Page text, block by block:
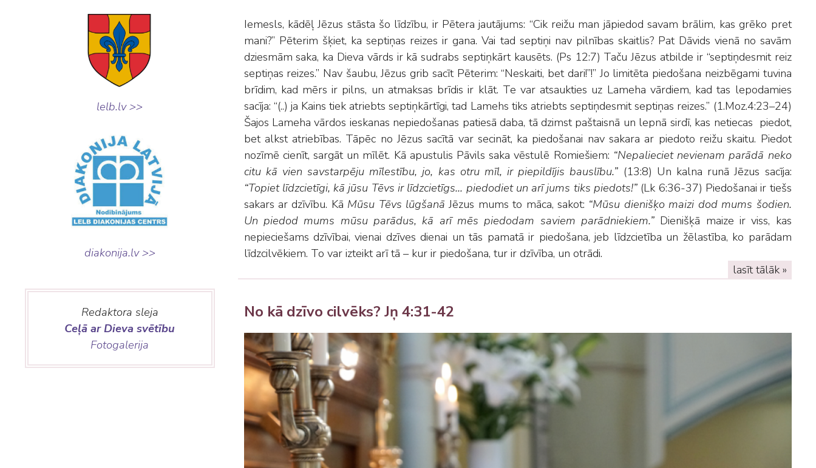
lelb.lv >>
diakonija.lv >>
Redaktora sleja
Ceļā ar Dieva svētību
Fotogalerija
Iemesls, kādēļ Jēzus stāsta šo līdzību, ir Pētera jautājums: “Cik reižu man jāpiedod savam brālim, kas grēko pret
mani?” Pēterim šķiet, ka septiņas reizes ir gana. Vai tad septiņi nav pilnības skaitlis? Pat Dāvids vienā no savām
dziesmām saka, ka Dieva vārds ir kā sudrabs septiņkārt kausēts. (Ps 12:7) Taču Jēzus atbilde ir “septiņdesmit reiz
septiņas reizes.” Nav šaubu, Jēzus grib sacīt Pēterim: “Neskaiti, bet dari!”!” Jo limitēta piedošana neizbēgami tuvina
brīdim, kad mērs ir pilns, un atmaksas brīdis ir klāt. Te var atsaukties uz Lameha vārdiem, kad tas lepodamies
sacīja: “(..) ja Kains tiek atriebts septiņkārtīgi, tad Lamehs tiks atriebts septiņdesmit septiņas reizes.” (1.Moz.4:23–24)
Šajos Lameha vārdos ieskanas nepiedošanas patiesā daba, tā dzimst paštaisnā un lepnā sirdī, kas netiecas piedot,
bet alkst atriebības. Tāpēc no Jēzus sacītā var secināt, ka piedošanai nav sakara ar piedoto reižu skaitu. Piedot
nozīmē cienīt, sargāt un mīlēt. Kā apustulis Pāvils saka vēstulē Romiešiem: “Nepalieciet nevienam parādā neko
citu kā vien savstarpēju mīlestību, jo, kas otru mīl, ir piepildījis bauslību.” (13:8) Un kalna runā Jēzus sacīja:
“Topiet līdzcietīgi, kā jūsu Tēvs ir līdzcietīgs... piedodiet un arī jums tiks piedots!” (Lk 6:36-37) Piedošanai ir tiešs
sakars ar dzīvību. Kā Mūsu Tēvs lūgšanāJēzus mums to māca, sakot: “Mūsu dienišķo maizi dod mums šodien.
Un piedod mums mūsu parādus, kā arī mēs piedodam saviem parādniekiem.”Dienišķā maize ir viss, kas
nepieciešams dzīvībai, vienai dzīves dienai un tās pamatā ir piedošana, jeb līdzcietība un žēlastība, ko parādam
līdzcilvēkiem. To var izteikt arī tā –kur ir piedošana, tur ir dzīvība, un otrādi.
lasīt tālāk »
No kā dzīvo cilvēks? Jņ 4:31-42